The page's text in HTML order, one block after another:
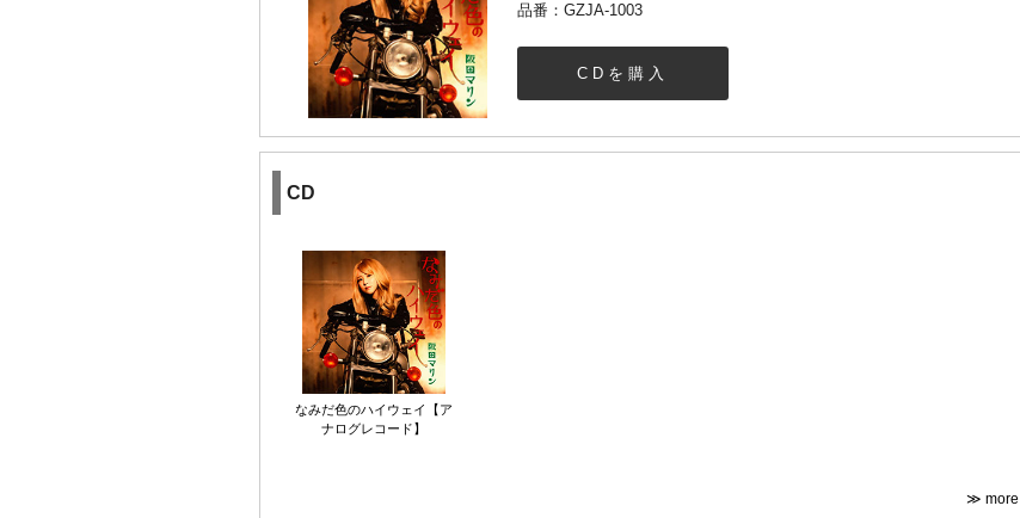
品番：GZJA-1003
CDを購入
CD
なみだ色のハイウェイ【ア
ナログレコード】
≫ more